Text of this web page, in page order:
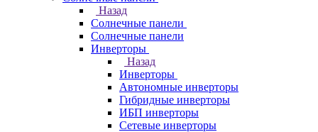
Назад
Солнечные панели
Солнечные панели
Инверторы
Назад
Инверторы
Автономные инверторы
Гибридные инверторы
ИБП инверторы
Сетевые инверторы